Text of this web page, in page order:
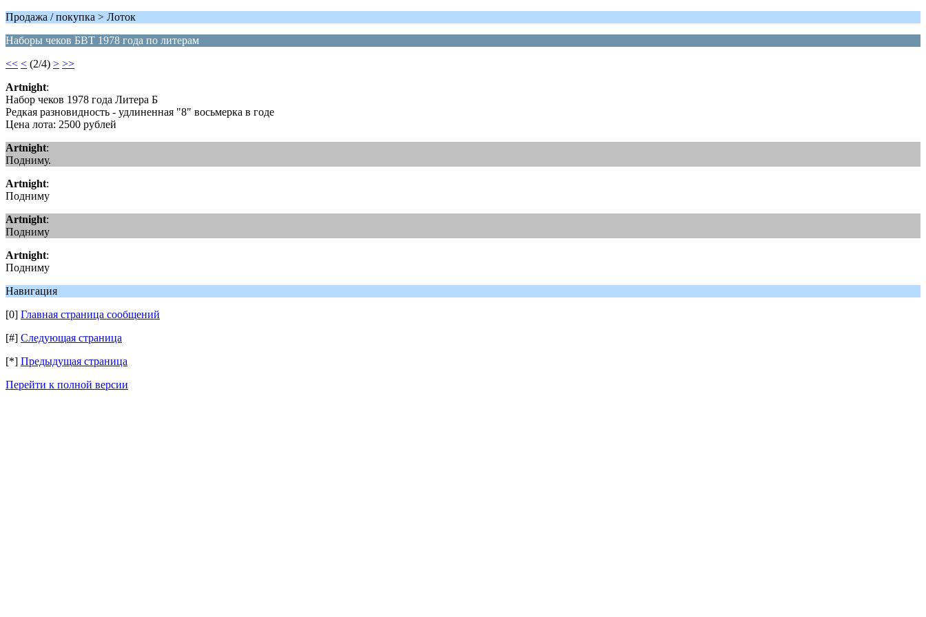
Продажа / покупка > Лоток
Наборы чеков БВТ 1978 года по литерам
<< < (2/4) > >>
Artnight:
Набор чеков 1978 года Литера Б
Редкая разновидность - удлиненная "8" восьмерка в годе
Цена лота: 2500 рублей
Artnight:
Подниму.
Artnight:
Подниму
Artnight:
Подниму
Artnight:
Подниму
Навигация
[0] Главная страница сообщений
[#] Следующая страница
[*] Предыдущая страница
Перейти к полной версии